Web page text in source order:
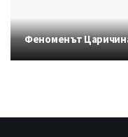
Феноменът